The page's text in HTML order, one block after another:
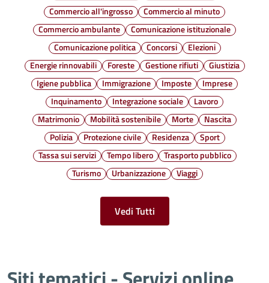
Commercio all'ingrosso
Commercio al minuto
Commercio ambulante
Comunicazione istituzionale
Comunicazione politica
Concorsi
Elezioni
Energie rinnovabili
Foreste Gestione rifiuti
Giustizia
Igiene pubblica
Immigrazione Imposte
Imprese
Inquinamento
Integrazione sociale
Lavoro
Matrimonio
Mobilità sostenibile Morte
Nascita
Polizia
Protezione civile Residenza
Sport
Tassa sui servizi
Tempo libero
Trasporto pubblico
Turismo
Urbanizzazione Viaggi
Vedi Tutti